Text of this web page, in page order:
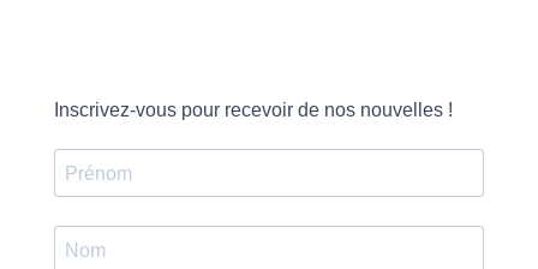
Inscrivez-vous pour recevoir de nos nouvelles !